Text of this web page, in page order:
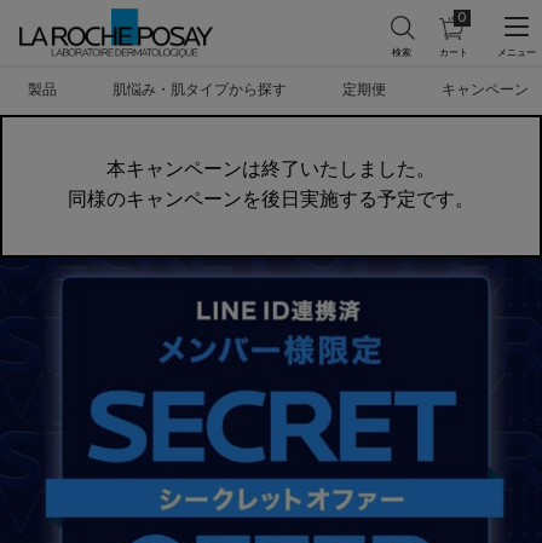
カ
ー
を
る
0
0 カート内の
製品
肌悩み・肌タイプから探す 定期便 キャンペーン
本キャンペーンは終了いたしました。
同様のキャンペーンを後日実施する予定です。